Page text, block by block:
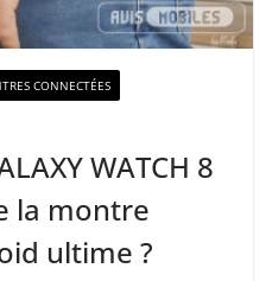
CONNECTÉES
WATCH 8
la montre
ultime ?